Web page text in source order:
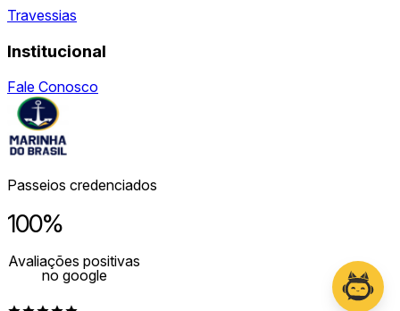
Travessias
Institucional
Fale Conosco
Passeios credenciados
100%
Avaliações positivas
no google